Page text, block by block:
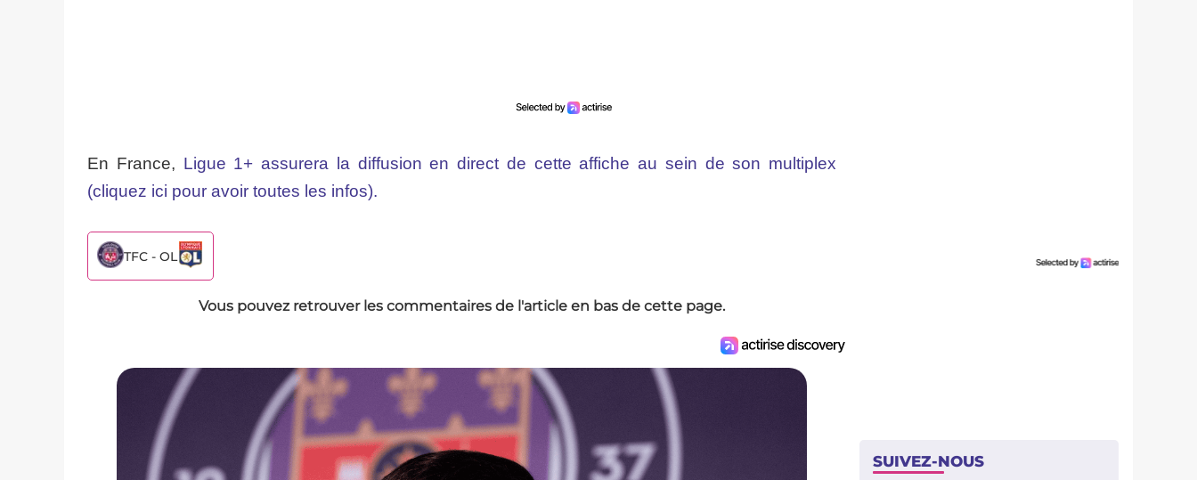
En France, Ligue 1+ assurera la diffusion en direct de cette affiche au sein de son multiplex
(cliquez ici pour avoir toutes les infos).
TFC - OL
Vous pouvez retrouver les commentaires de l'article en bas de cette page.
SUIVEZ-NOUS